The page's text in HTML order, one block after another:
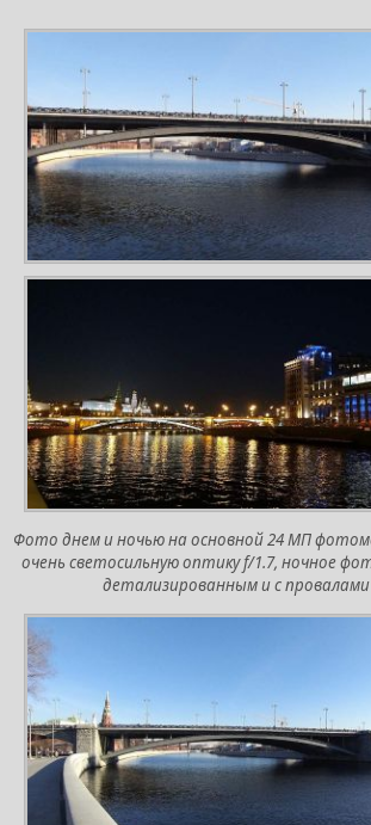
Фото днем и ночью на основной 24 МП
очень светосильную оптику f/1.7, ночное
детализированным и с